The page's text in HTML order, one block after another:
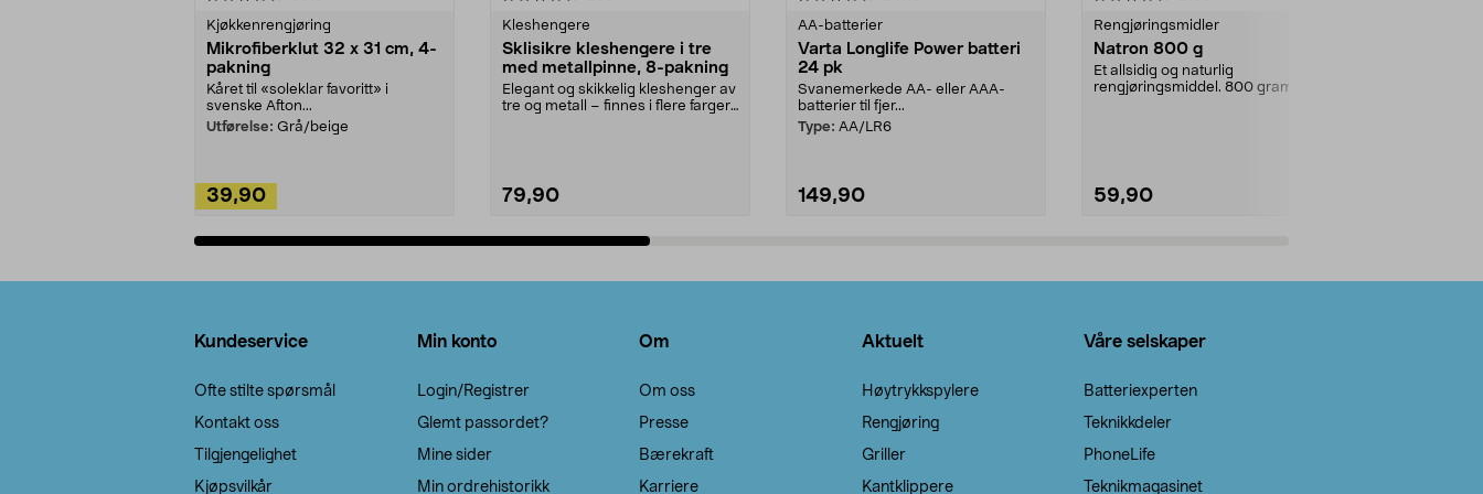
Kjøkkenrengjøring
Mikrofiberklut 32 x 31 cm, 4-
pakning
Kåret til «soleklar favoritt» i
svenske Afton...
Utførelse: Grå/beige
39,90
Kleshengere
Sklisikre kleshengere i tre
med metallpinne, 8-pakning
Elegant og skikkelig kleshenger av
tre og metall – finnes i flere farger.
79,90
AA-batterier
Varta Longlife Power batteri
24 pk
Svanemerkede AA- eller AAA-
batterier til fjer...
Type: AA/LR6
149,90
Rengjøringsmidler
Natron 800 g
Et allsidig og naturlig
rengjøringsmiddel. 800 gram
59,90
Kundeservice
Ofte stilte spørsmål
Kontakt oss
Tilgjengelighet
Kjøpsvilkår
Min konto
Login/Registrer
Glemt passordet?
Mine sider
Min ordrehistorikk
Om
Om oss
Presse
Bærekraft
Karriere
Aktuelt
Høytrykkspylere
Rengjøring
Griller
Kantklippere
Våre selskaper
Batteriexperten
Teknikkdeler
PhoneLife
Teknikmagasinet